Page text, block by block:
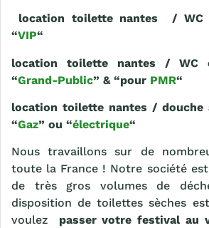
location toilette nantes / WC
“VIP“
location toilette nantes / WC
“Grand-Public” & “pour PMR“
location toilette nantes / douche
“Gaz” ou “électrique“
Nous travaillons sur de
toute la France ! Notre société
de très gros volumes de
disposition de toilettes sèches
voulez passer votre festival au